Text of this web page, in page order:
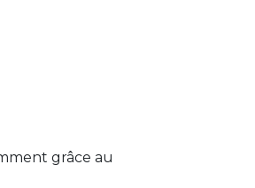
grâce au